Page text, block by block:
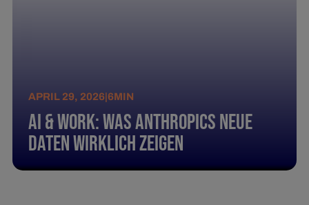
APRIL 29, 2026 6MIN
AI & Work: Was Anthropics neue
Daten wirklich zeigen